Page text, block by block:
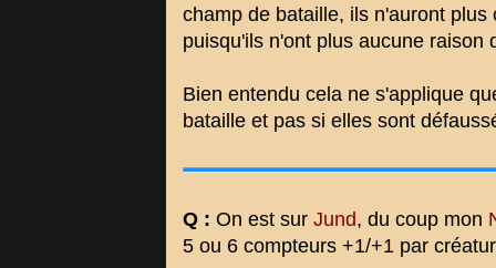
champ de bataille, ils n'auront
puisqu'ils n'ont plus aucune raison
Bien entendu cela ne s'applique
bataille et pas si elles sont
Q : On est sur Jund, du coup mon
5 ou 6 compteurs +1/+1 par